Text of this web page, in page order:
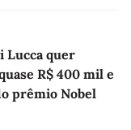
Lucca quer
R$ 400 mil e
prêmio Nobel